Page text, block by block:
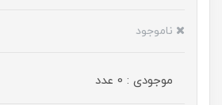
ناموجود
موجودی : 0 عدد